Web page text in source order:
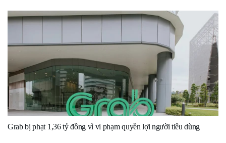
Grab bị phạt 1,36 tỷ đồng vì vi phạm quyền lợi người tiêu dùng